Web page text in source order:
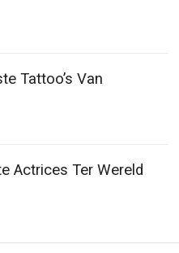
Tattoo’s Van
Actrices Ter Wereld